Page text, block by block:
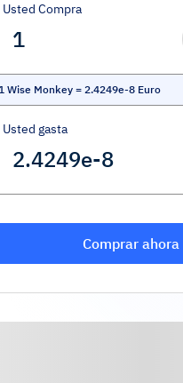
Usted Compra
Wise Monkey = 2.4249e-8 Euro
Usted gasta
Comprar ahora